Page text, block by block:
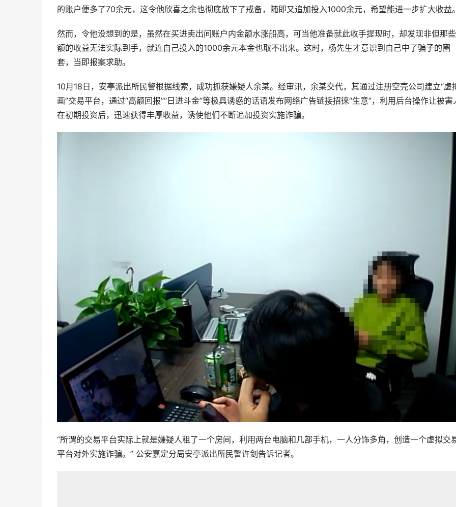
的账户便多了70余元，这令他欣喜之余也彻底放下了戒备，随即又追加投入1000余元，希望能进一步扩大收益
然而，令他没想到的是，虽然在买进卖出间账户内金额水涨船高，可当他准备就此收手提现时，却发现非但那
额的收益无法实际到手，就连自己投入的1000余元本金也取不出来。这时，杨先生才意识到自己中了骗子的圈
套，当即报案求助。
10月18日，安亭派出所民警根据线索，成功抓获嫌疑人余某。经审讯，余某交代，其通过注册空壳公司建立“虚
画”交易平台，通过“高额回报”“日进斗金”等极具诱惑的话语发布网络广告链接招徕“生意”，利用后台操作让被害
在初期投资后，迅速获得丰厚收益，诱使他们不断追加投资实施诈骗。
“所谓的交易平台实际上就是嫌疑人租了一个房间，利用两台电脑和几部手机，一人分饰多角，创造一个虚拟交
平台对外实施诈骗。” 公安嘉定分局安亭派出所民警许剑告诉记者。